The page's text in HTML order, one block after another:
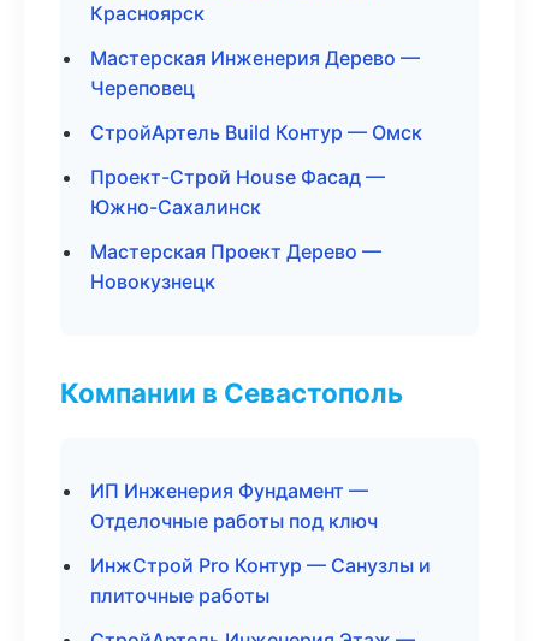
Красноярск
Мастерская Инженерия Дерево —
Череповец
СтройАртель Build Контур — Омск
Проект-Строй House Фасад —
Южно-Сахалинск
Мастерская Проект Дерево —
Новокузнецк
Компании в Севастополь
ИП Инженерия Фундамент —
Отделочные работы под ключ
ИнжСтрой Pro Контур — Санузлы и
плиточные работы